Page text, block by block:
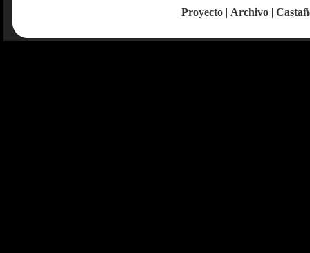
Proyecto | Archivo |